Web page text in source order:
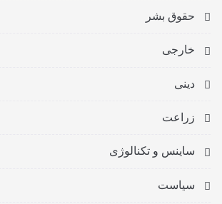
حقوق بشر
خارجی
دینی
زراعت
ساینس و تکنالوژی
سیاست